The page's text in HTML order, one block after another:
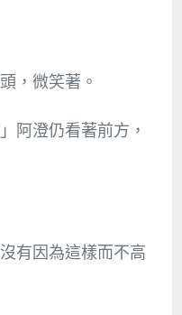
，微笑著。
阿澄仍看著前方，
有因為這樣而不高